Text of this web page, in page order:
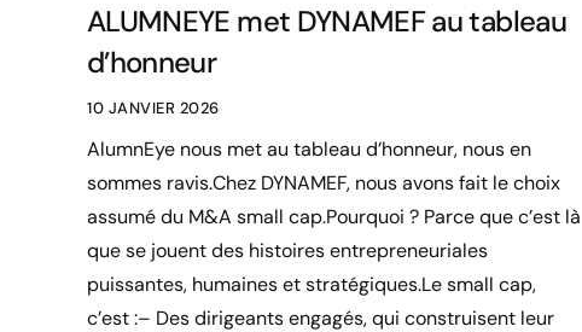
ALUMNEYE met DYNAMEF au tableau
d’honneur
10 JANVIER 2026
AlumnEye nous met au tableau d’honneur, nous en
sommes ravis.Chez DYNAMEF, nous avons fait le choix
assumé du M&A small cap.Pourquoi ? Parce que c’est là
que se jouent des histoires entrepreneuriales
puissantes, humaines et stratégiques.Le small cap,
c’est :– Des dirigeants engagés, qui construisent leur